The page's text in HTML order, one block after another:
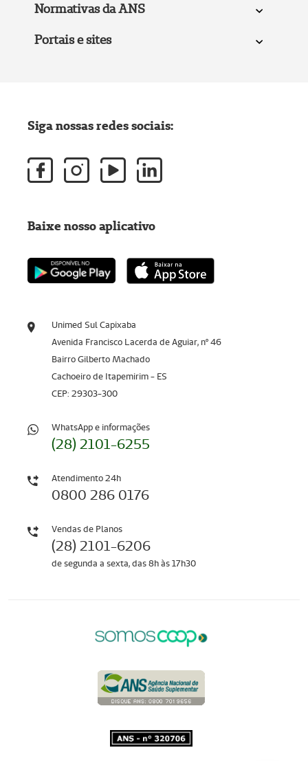
Normativas da ANS
Portais e sites
Unimed Sul Capixaba
Avenida Francisco Lacerda de Aguiar, nº 46
Bairro Gilberto Machado
Cachoeiro de Itapemirim - ES
CEP: 29303-300
WhatsApp e informações
(28) 2101-6255
Atendimento 24h
0800 286 0176
Vendas de Planos
(28) 2101-6206
de segunda a sexta, das 8h às 17h30
Siga nossas redes sociais:
Baixe nosso aplicativo